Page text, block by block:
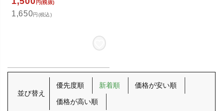
円(税抜)
1,650円(税込)
並び替え
優先度順 新着順 価格が安い順
価格が高い順